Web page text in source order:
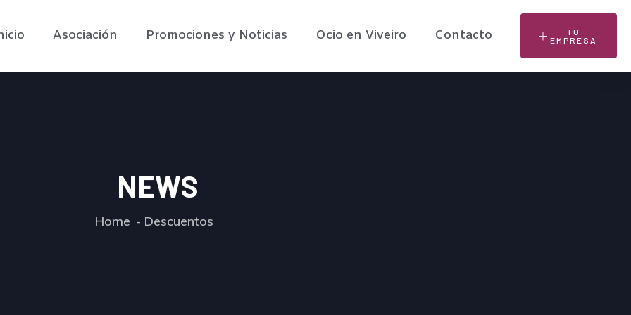
Asociación Promociones y Noticias Ocio en Viveiro Contacto
TU
EMPRESA
NEWS
Home Descuentos